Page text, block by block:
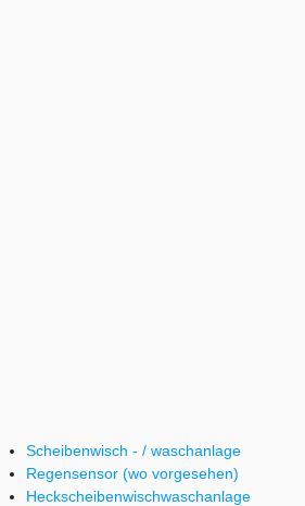
Scheibenwisch - / waschanlage
Regensensor (wo vorgesehen)
Heckscheibenwischwaschanlage